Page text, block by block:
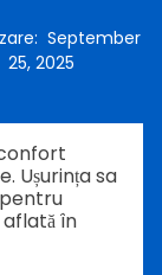
: September
25, 2025
Ușurința sa
în